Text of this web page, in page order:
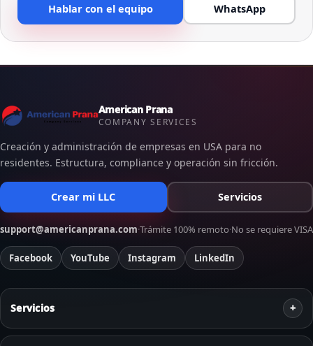
Hablar con el equipo WhatsApp
American Prana
COMPANY SERVICES
Creación y administración de empresas en USA para no
residentes. Estructura, compliance y operación sin fricción.
Crear mi LLC Servicios
support@americanprana.com·Trámite 100% remoto·No se requiere VISA
Facebook YouTube Instagram LinkedIn
Servicios